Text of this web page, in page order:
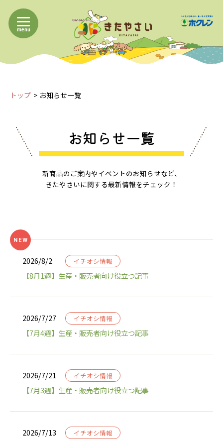
menu
トップ お知らせ一覧
お知らせ一覧
新商品のご案内やイベントのお知らせなど、
きたやさいに関する最新情報をチェック！
2026/8/2 イチオシ情報
【8月1週】生産・販売者向け役立つ記事
2026/7/27 イチオシ情報
【7月4週】生産・販売者向け役立つ記事
2026/7/21 イチオシ情報
【7月3週】生産・販売者向け役立つ記事
2026/7/13 イチオシ情報